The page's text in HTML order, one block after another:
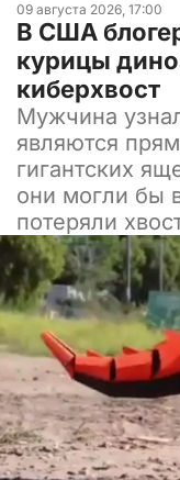
09 августа 2026, 17:00
В США
курицы
киберхвост
Мужчина
являются
гигантских
они могли бы
потеряли